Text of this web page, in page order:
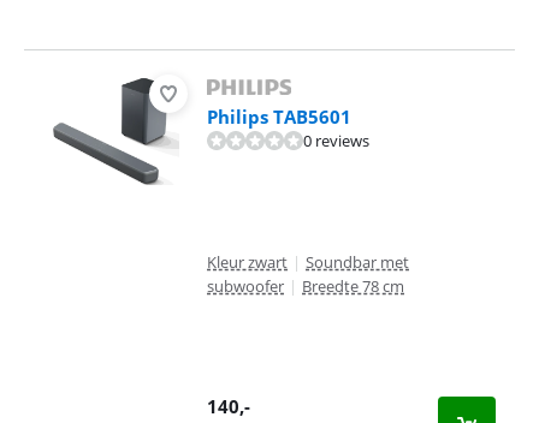
Philips TAB5601
0 reviews
Kleur zwart | Soundbar met
subwoofer | Breedte 78 cm
140,-